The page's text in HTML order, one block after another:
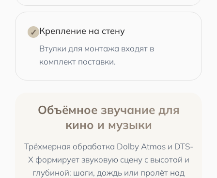
✓ Крепление на стену
Втулки для монтажа входят в
комплект поставки.
Объёмное звучание для
кино и музыки
Трёхмерная обработка Dolby Atmos и DTS-
X формирует звуковую сцену с высотой и
глубиной: шаги, дождь или пролёт над